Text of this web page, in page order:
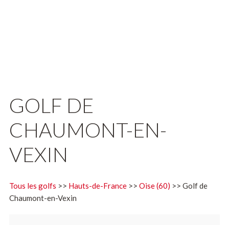
GOLF DE
CHAUMONT-EN-
VEXIN
Tous les golfs >> Hauts-de-France>> Oise (60) >> Golf de
Chaumont-en-Vexin